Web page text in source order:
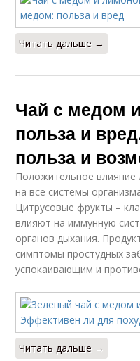
Читать дальше →
Чай с медом
польза и
польза и
Положительное влияние
на все системы
Цитрусовые фрукты –
влияют на иммунную
органов дыхания.
симптомы простудных
успокаивающим и
Читать дальше →